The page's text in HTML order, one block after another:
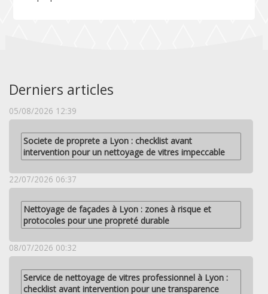
Derniers articles
05/08/2026 12:39
Societe de proprete a Lyon : checklist avant
intervention pour un nettoyage de vitres impeccable
22/07/2026 06:37
Nettoyage de façades à Lyon : zones à risque et
protocoles pour une propreté durable
08/07/2026 00:32
Service de nettoyage de vitres professionnel à Lyon :
checklist avant intervention pour une transparence